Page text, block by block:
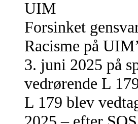
UIM
Forsinket
Racisme på
3. juni 2025 på
vedrørende L
L 179 blev